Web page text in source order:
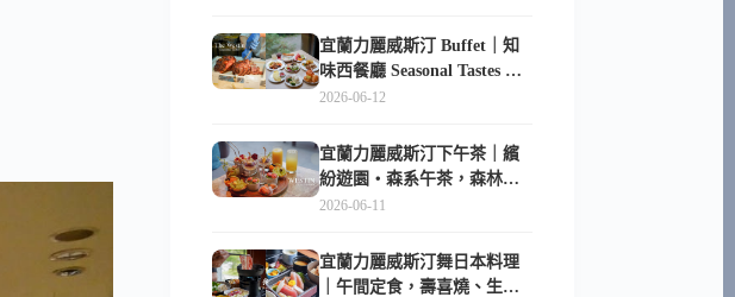
宜蘭力麗威斯汀 Buffet｜知
味西餐廳 Seasonal Tastes 晚
餐早餐吃什麼？
2026-06-12
宜蘭力麗威斯汀下午茶｜繽
紛遊園・森系午茶，森林系
甜點超好拍
2026-06-11
宜蘭力麗威斯汀舞日本料理
｜午間定食，壽喜燒、生魚